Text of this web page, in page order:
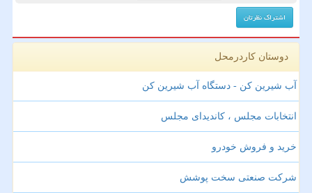
دوستان کاردرمحل
آب شیرین کن - دستگاه آب شیرین کن
انتخابات مجلس ، کاندیدای مجلس
خرید و فروش خودرو
شرکت صنعتی سخت پوشش